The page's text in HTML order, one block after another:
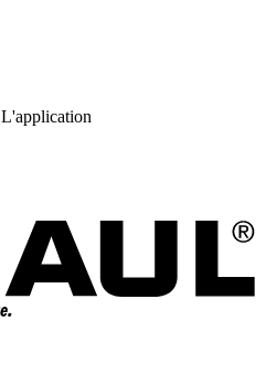
L'application